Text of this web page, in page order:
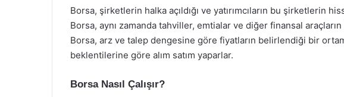
Borsa, şirketlerin halka açıldığı ve yatırımcıların bu şirketlerin
Borsa, aynı zamanda tahviller, emtialar ve diğer finansal
Borsa, arz ve talep dengesine göre fiyatların belirlendiği bir
beklentilerine göre alım satım yaparlar.
Borsa Nasıl Çalışır?